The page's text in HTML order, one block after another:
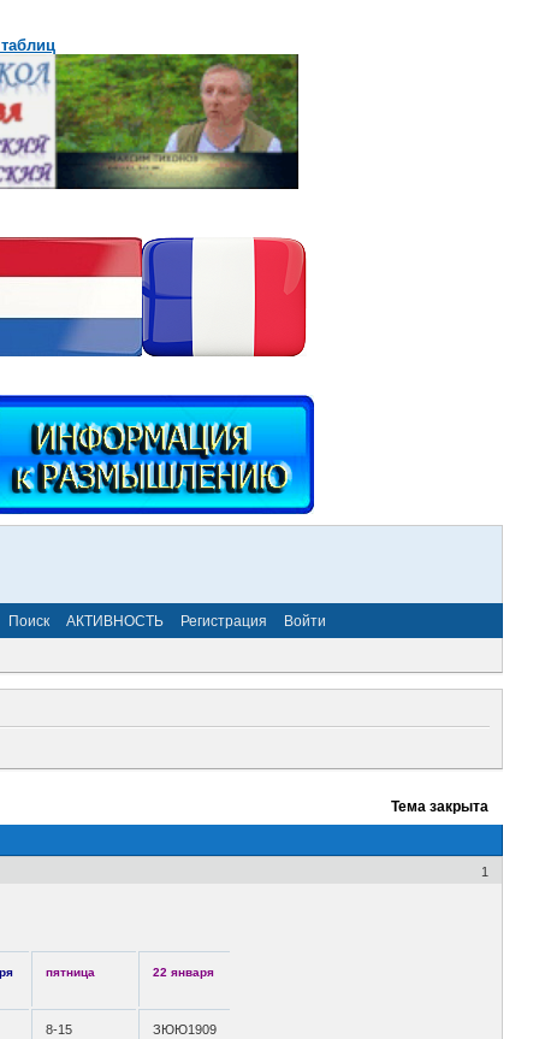
Поиск АКТИВНОСТЬ Регистрация Войти
Тема закрыта
1
пятница 22 января
8-15 ЗЮЮ1909